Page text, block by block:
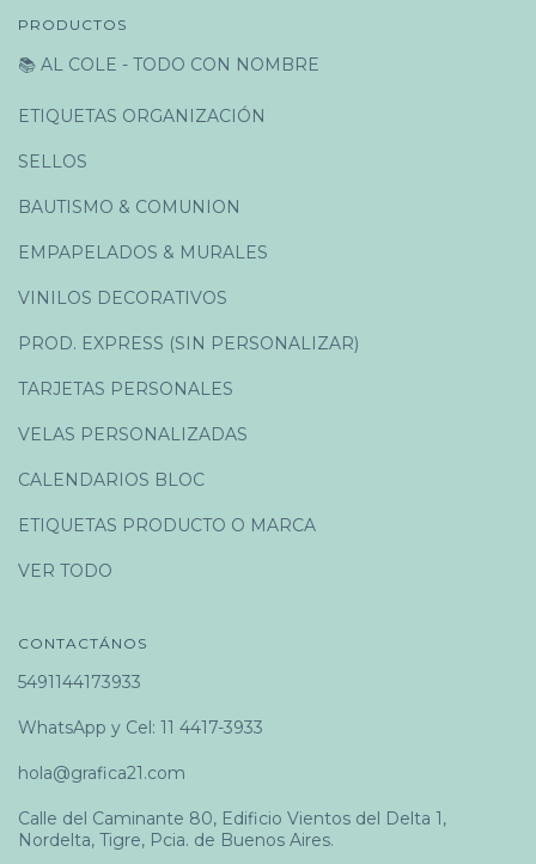
PRODUCTOS
📚 AL COLE - TODO CON NOMBRE
ETIQUETAS ORGANIZACIÓN
SELLOS
BAUTISMO & COMUNION
EMPAPELADOS & MURALES
VINILOS DECORATIVOS
PROD. EXPRESS (SIN PERSONALIZAR)
TARJETAS PERSONALES
VELAS PERSONALIZADAS
CALENDARIOS BLOC
ETIQUETAS PRODUCTO O MARCA
VER TODO
CONTACTÁNOS
5491144173933
WhatsApp y Cel: 11 4417-3933
hola@grafica21.com
Calle del Caminante 80, Edificio Vientos del Delta 1,
Nordelta, Tigre, Pcia. de Buenos Aires.